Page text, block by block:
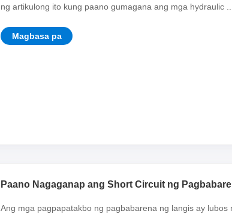
ng artikulong ito kung paano gumagana ang mga hydraulic
Magbasa pa
Paano Nagaganap ang Short Circuit ng
Ang mga pagpapatakbo ng pagbabarena ng langis ay